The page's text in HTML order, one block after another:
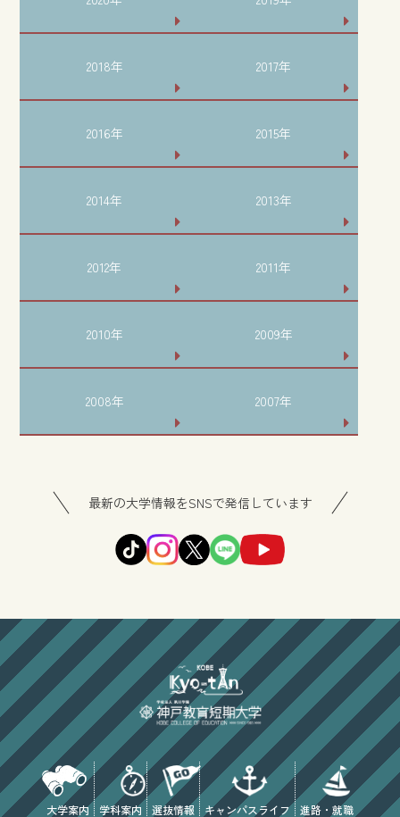
2018年 2017年
2016年 2015年
2014年 2013年
2012年 2011年
2010年 2009年
2008年 2007年
最新の大学情報をSNSで発信しています
大学案内 学科案内 選抜情報 キャンパスライフ 進路・就職